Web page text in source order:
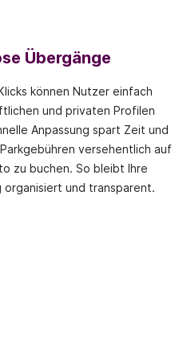
Übergänge
können Nutzer einfach
und privaten Profilen
Anpassung spart Zeit und
versehentlich auf
zu buchen. So bleibt Ihre
organisiert und transparent.